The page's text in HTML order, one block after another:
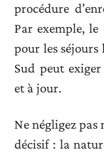
procédure
Par exemple,
pour les séjours
Sud peut
et à jour.
Ne négligez
décisif : la